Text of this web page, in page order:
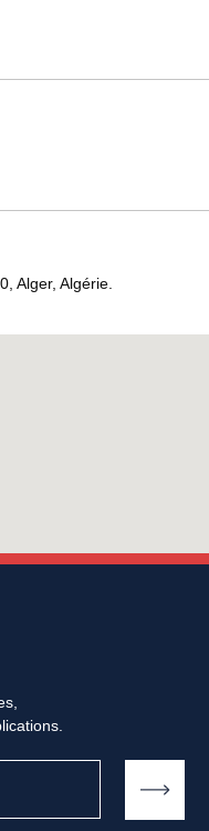
Alger, Algérie.